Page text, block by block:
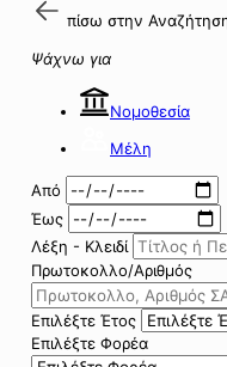
πίσω στην
Ψάχνω για
Νομοθεσία
Μέλη
Από
Έως
Λέξη - Κλειδί
Πρωτοκολλο/Αριθμός
Επιλέξτε Έτος
Επιλέξτε Φορέα